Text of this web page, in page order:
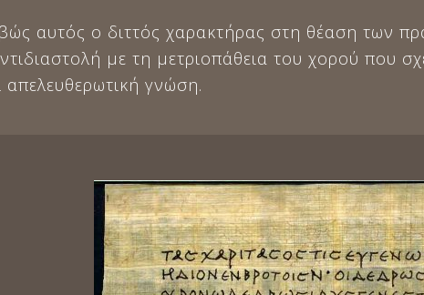
αυτός ο διττός χαρακτήρας στη θέαση των
με τη μετριοπάθεια του χορού που
απελευθερωτική γνώση.